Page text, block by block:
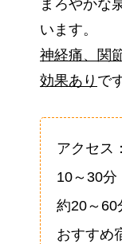
まろやかな
います。
神経痛、関
効果あり で
アクセス
10～30分
約20～60
おすすめ